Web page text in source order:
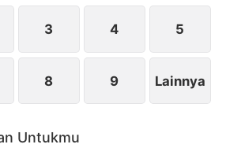
Nala juga menjadi lebih
3 4 5
8 9 Lainnya
Untukmu